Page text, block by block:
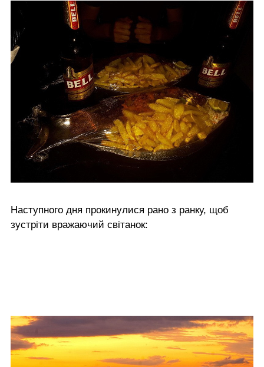
Наступного дня прокинулися рано з ранку, щоб
зустріти вражаючий світанок: